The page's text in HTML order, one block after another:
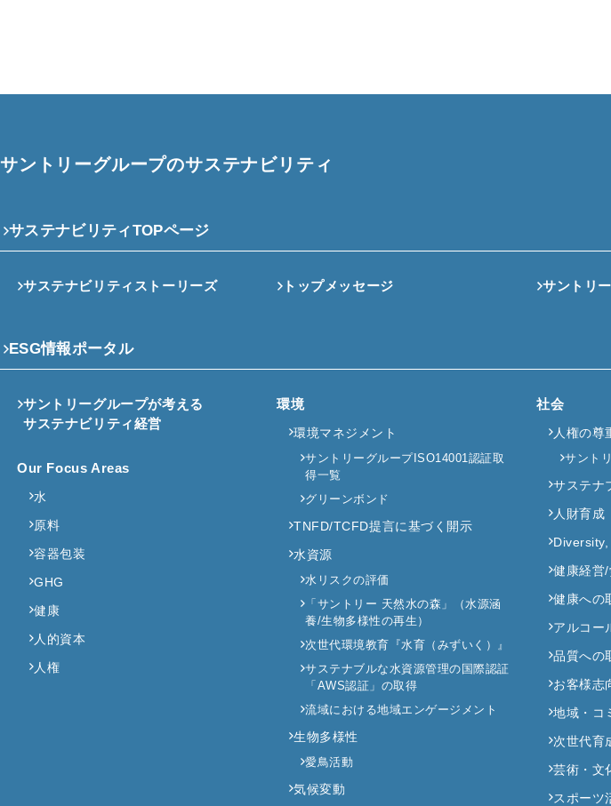
サントリーグループのサステナビリティ
サステナビリティTOPページ
サステナビリティストーリーズ トップメッセージ サントリ
ESG情報ポータル
サントリーグループが考える
サステナビリティ経営
Our Focus Areas
水
原料
容器包装
GHG
健康
人的資本
人権
環境
環境マネジメント
サントリーグループISO14001認証取
得一覧
グリーンボンド
TNFD/TCFD提言に基づく開示
水資源
水リスクの評価
「サントリー 天然水の森」（水源涵
養/生物多様性の再生）
次世代環境教育『水育（みずいく）』
サステナブルな水資源管理の国際認証
「AWS認証」の取得
流域における地域エンゲージメント
生物多様性
愛鳥活動
気候変動
社会
人権の尊
サント
サステナ
人財育成
健康経営
健康への
アルコー
品質への
お客様志
地域・コ
次世代育
芸術・文
スポーツ